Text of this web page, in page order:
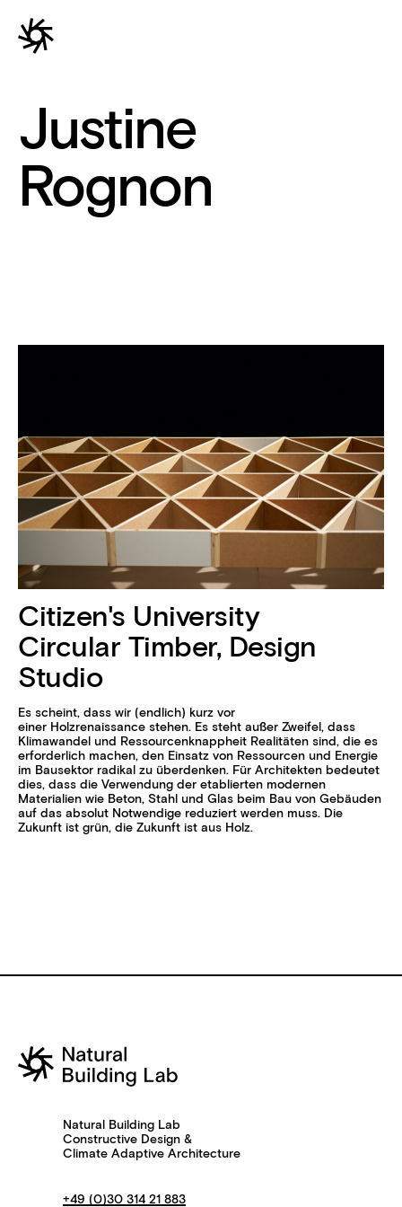
Justine
Rognon
Citizen's University
Circular Timber, Design
Studio
Es scheint, dass wir (endlich) kurz vor
einer Holzrenaissance stehen. Es steht außer Zweifel, dass
Klimawandel und Ressourcenknappheit Realitäten sind, die es
erforderlich machen, den Einsatz von Ressourcen und Energie
im Bausektor radikal zu überdenken. Für Architekten bedeutet
dies, dass die Verwendung der etablierten modernen
Materialien wie Beton, Stahl und Glas beim Bau von Gebäuden
auf das absolut Notwendige reduziert werden muss. Die
Zukunft ist grün, die Zukunft ist aus Holz.
Natural Building Lab
Constructive Design &
Climate Adaptive Architecture
+49 (0)30 314 21 883